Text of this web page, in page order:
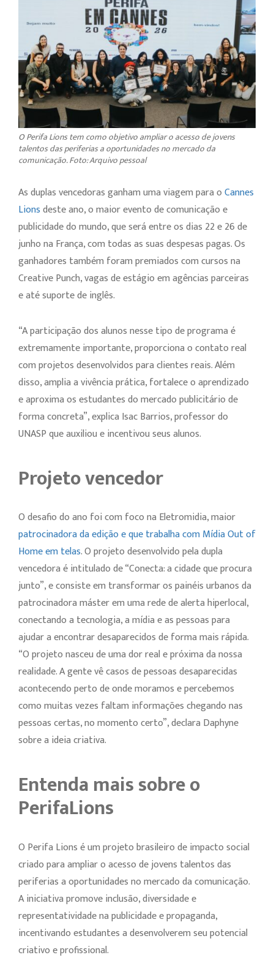
O Perifa Lions tem como objetivo ampliar o acesso de jovens
talentos das periferias a oportunidades no mercado da
comunicação. Foto: Arquivo pessoal
As duplas vencedoras ganham uma viagem para oCannes
Lionsdeste ano, o maior evento de comunicação e
publicidade do mundo, que será entre os dias 22 e 26 de
junho na França, com todas as suas despesas pagas. Os
ganhadores também foram premiados com cursos na
Creative Punch, vagas de estágio em agências parceiras
e até suporte de inglês.
“A participação dos alunos nesse tipo de programa é
extremamente importante, proporciona o contato real
com projetos desenvolvidos para clientes reais. Além
disso, amplia a vivência prática, fortalece o aprendizado
e aproxima os estudantes do mercado publicitário de
forma concreta”, explica Isac Barrios, professor do
UNASP que auxiliou e incentivou seus alunos.
Projeto vencedor
O desafio do ano foi com foco na Eletromidia, maior
patrocinadora da edição e que trabalha com Mídia Out of
Home em telas. O projeto desenvolvido pela dupla
vencedora é intitulado de “Conecta: a cidade que procura
junto”, e consiste em transformar os painéis urbanos da
patrocinadora máster em uma rede de alerta hiperlocal,
conectando a tecnologia, a mídia e as pessoas para
ajudar a encontrar desaparecidos de forma mais rápida.
“O projeto nasceu de uma dor real e próxima da nossa
realidade. A gente vê casos de pessoas desaparecidas
acontecendo perto de onde moramos e percebemos
como muitas vezes faltam informações chegando nas
pessoas certas, no momento certo”, declara Daphyne
sobre a ideia criativa.
Entenda mais sobre o
PerifaLions
O Perifa Lions é um projeto brasileiro de impacto social
criado para ampliar o acesso de jovens talentos das
periferias a oportunidades no mercado da comunicação.
A iniciativa promove inclusão, diversidade e
representatividade na publicidade e propaganda,
incentivando estudantes a desenvolverem seu potencial
criativo e profissional.